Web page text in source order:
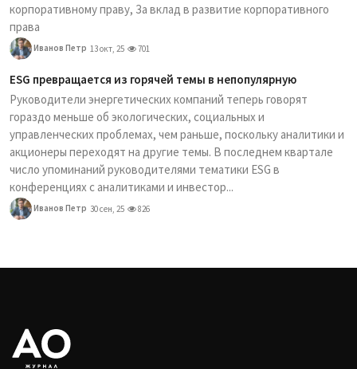
корпоративному праву, За вклад в развитие корпоративного
права
Иванов Петр 13 окт, 25 701
ESG превращается из горячей темы в непопулярную
Руководители энергетических компаний теперь говорят
гораздо меньше об экологических, социальных и
управленческих проблемах, чем раньше, поскольку аналитики и
акционеры переходят на другие темы. В последнем квартале
число упоминаний руководителями тематики ESG в
конференциях с аналитиками и инвестор...
Иванов Петр 30 сен, 25 826